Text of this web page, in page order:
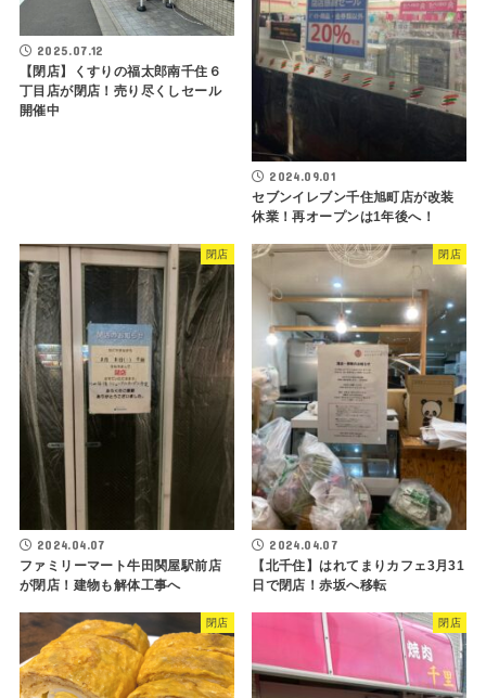
2025.07.12
【閉店】くすりの福太郎南千住６
丁目店が閉店！売り尽くしセール
開催中
2024.09.01
セブンイレブン千住旭町店が改装
休業！再オープンは1年後へ！
閉店
2024.04.07
ファミリーマート牛田関屋駅前店
が閉店！建物も解体工事へ
閉店
2024.04.07
【北千住】はれてまりカフェ3月31
日で閉店！赤坂へ移転
閉店 閉店